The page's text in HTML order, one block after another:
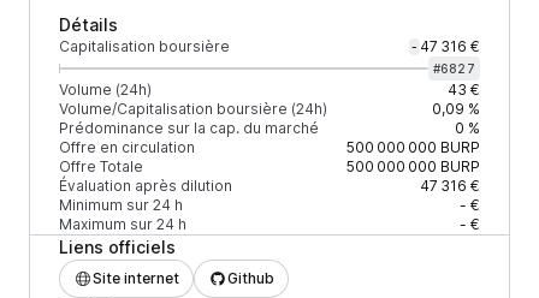
Détails
Capitalisation boursière - 47 316 €
#6827
Volume (24h)
43 €
Volume/Capitalisation boursière (24h)
0,09 %
Prédominance sur la cap. du marché
0 %
Offre en circulation
500 000 000 BURP
Offre Totale
500 000 000 BURP
Évaluation après dilution
47 316 €
Minimum sur 24 h
- €
Maximum sur 24 h
- €
Liens officiels
Site internet Github